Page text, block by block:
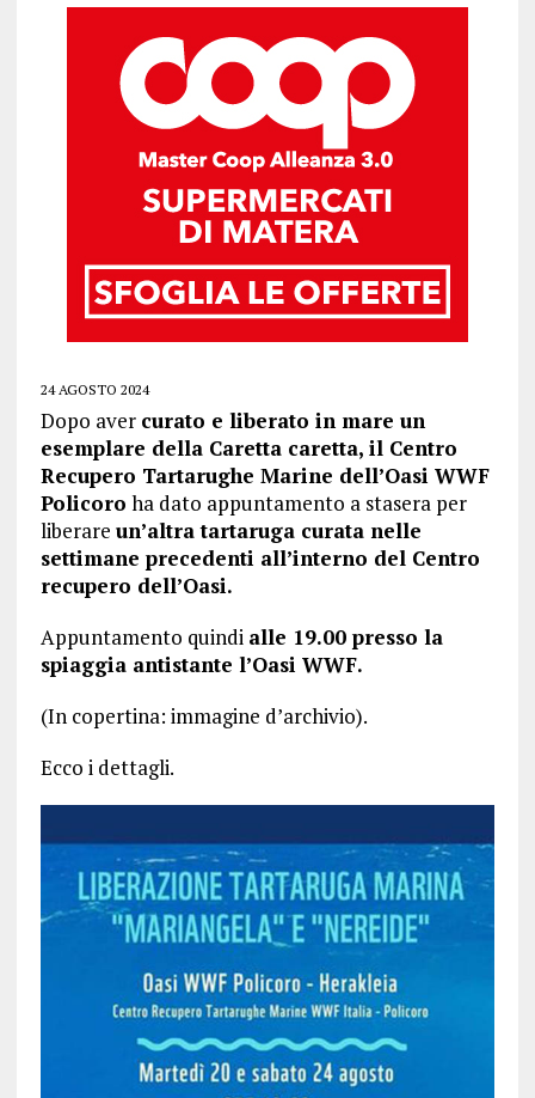
24 AGOSTO 2024
Dopo aver curato e liberato in mare un
esemplare della Caretta caretta, il Centro
Recupero Tartarughe Marine dell’Oasi WWF
Policoro ha dato appuntamento a stasera per
liberare un’altra tartaruga curata nelle
settimane precedenti all’interno del Centro
recupero dell’Oasi.
Appuntamento quindi alle 19.00 presso la
spiaggia antistante l’Oasi WWF.
(In copertina: immagine d’archivio).
Ecco i dettagli.